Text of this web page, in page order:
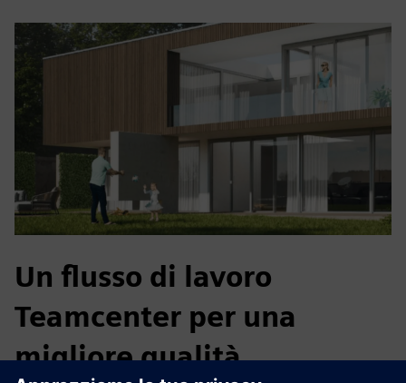
Un flusso di lavoro
Teamcenter per una
migliore qualità